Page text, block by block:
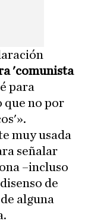
'comunista
para
que no por
muy usada
señalar
–incluso
de
alguna